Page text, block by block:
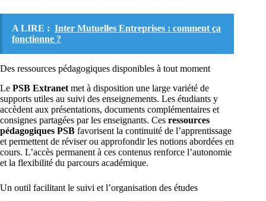
A LIRE : Inter Mutuelles Entreprises : comment ça
fonctionne ?
Des ressources pédagogiques disponibles à tout moment
Le PSB Extranet met à disposition une large variété de
supports utiles au suivi des enseignements. Les étudiants y
accèdent aux présentations, documents complémentaires et
consignes partagées par les enseignants. Ces ressources
pédagogiques PSB favorisent la continuité de l’apprentissage
et permettent de réviser ou approfondir les notions abordées en
cours. L’accès permanent à ces contenus renforce l’autonomie
et la flexibilité du parcours académique.
Un outil facilitant le suivi et l’organisation des études